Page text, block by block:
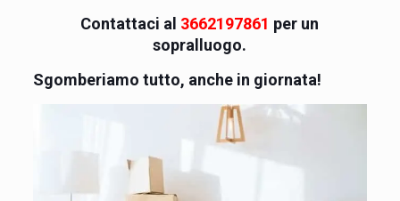
Contattaci al 3662197861 per un
sopralluogo.
Sgomberiamo tutto, anche in giornata!